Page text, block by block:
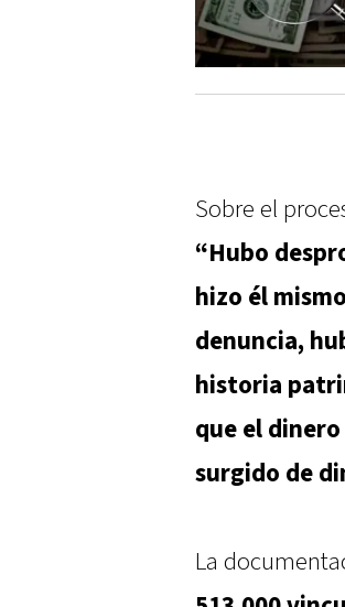
Sobre el
“Hubo
hizo él
denuncia,
historia
que el
surgido de
La